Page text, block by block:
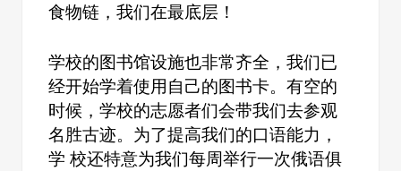
食物链，我们在最底层！
学校的图书馆设施也非常齐全，我们已
经开始学着使用自己的图书卡。有空的
时候，学校的志愿者们会带我们去参观
名胜古迹。为了提高我们的口语能力，
学 校还特意为我们每周举行一次俄语俱